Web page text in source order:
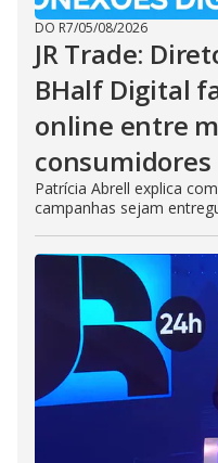
DO R7/05/08/2026
JR Trade:
BHalf Digital
online entre
consumidores
Patrícia Abrell explica
campanhas sejam